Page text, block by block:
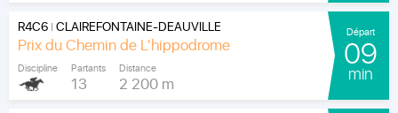
R4C6|CLAIREFONTAINE-DEAUVILLE
Prix du Chemin de L'hippodrome
Discipline Partants
13
Distance
2 200 m
Départ
09
min